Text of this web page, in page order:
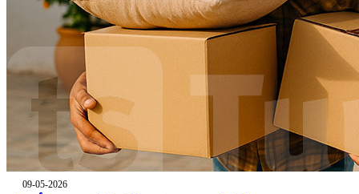
09-05-2026